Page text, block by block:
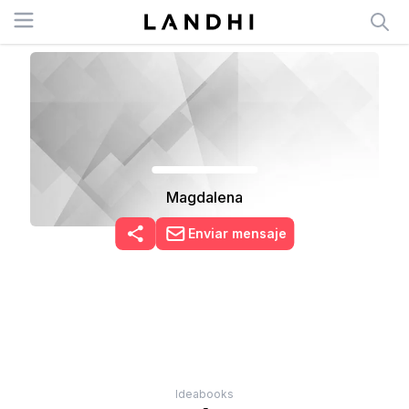
Open menu
Magdalena
Enviar mensaje
Ideabooks